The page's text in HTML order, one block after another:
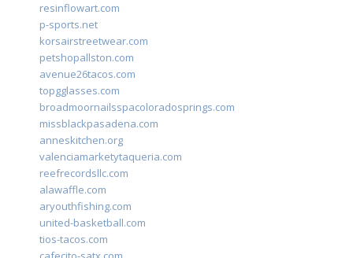
resinflowart.com
p-sports.net
korsairstreetwear.com
petshopallston.com
avenue26tacos.com
topgglasses.com
broadmoornailsspacoloradosprings.com
missblackpasadena.com
anneskitchen.org
valenciamarketytaqueria.com
reefrecordsllc.com
alawaffle.com
aryouthfishing.com
united-basketball.com
tios-tacos.com